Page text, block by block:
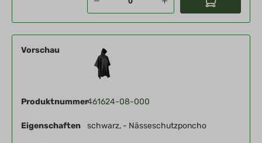
Vorschau
Produktnummer461624-08-000
Eigenschaften schwarz, - Nässeschutzponcho